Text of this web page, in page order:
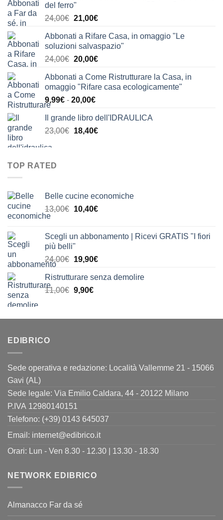
del ferro"
24,00€ Il
originale
era:
24,00€.
21,00€Il
attuale
è:
21,00€.
Abbonati a Rifare Casa, in omaggio "Le
soluzioni salvaspazio"
24,00€ Il
originale
era:
24,00€.
20,00€Il
attuale
è:
Abbonati a Come Ristrutturare la Casa, in
omaggio "Rifare casa ecologicamente"
9,99€ - 20,00€Fascia
prezzo:
da
Il grande libro dell'IDRAULICA
23,00€ Il
18,40€Il
TOP RATED
Belle cucine economiche
13,00€ Il
era:
10,40€Il
è:
Scegli un abbonamento | Ricevi GRATIS "I fiori
più belli"
24,00€ Il
originale
era:
19,90€Il
attuale
Ristrutturare senza demolire
11,00€ Il
era:
9,90€Il
è:
EDIBRICO
Sede operativa e redazione: Località Vallemme 21 - 15066
Gavi (AL)
Sede legale: Via Emilio Caldara, 44 - 20122 Milano
P.IVA 12980140151
Telefono: (+39) 0143 645037
Email: internet@edibrico.it
Orari: Lun - Ven 8.30 - 12.30 | 13.30 - 18.30
NETWORK EDIBRICO
Almanacco Far da sé